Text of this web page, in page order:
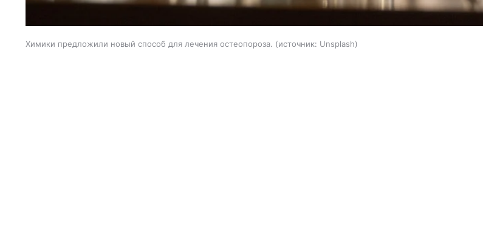
Химики предложили новый способ для лечения остеопороза. источник: Unsplash